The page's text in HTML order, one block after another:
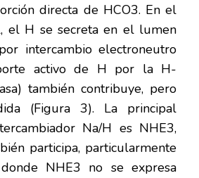
directa de HCO3. En el
el H se secreta en el lumen
intercambio electroneutro
activo de H por la H-
también contribuye, pero
(Figura 3). La principal
Na/H es NHE3,
participa, particularmente
NHE3 no se expresa